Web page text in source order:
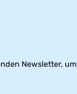
Newsletter,